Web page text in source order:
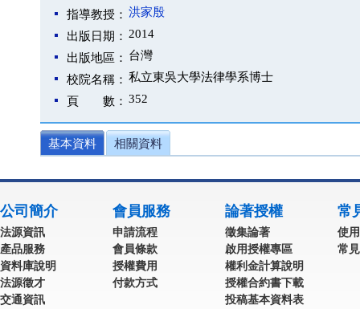
指導教授： 洪家殷
出版日期： 2014
出版地區： 台灣
校院名稱： 私立東吳大學法律學系博士
頁 數： 352
基本資料 相關資料
公司簡介
法源資訊
產品服務
資料庫說明
法源徵才
交通資訊
會員服務
申請流程
會員條款
授權費用
付款方式
論著授權
徵集論著
啟用授權專區
權利金計算說明
授權合約書下載
投稿基本資料表
常
使
常